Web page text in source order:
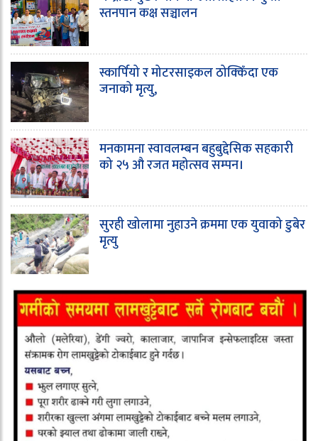
स्तनपान कक्ष सञ्चालन
स्कार्पियो र मोटरसाइकल ठोक्किँदा एक
जनाको मृत्यु,
मनकामना स्वावलम्बन बहुबुद्देसिक सहकारी
को २५ औ रजत महोत्सव सम्पन।
सुरही खोलामा नुहाउने क्रममा एक युवाको डुबेर
मृत्यु